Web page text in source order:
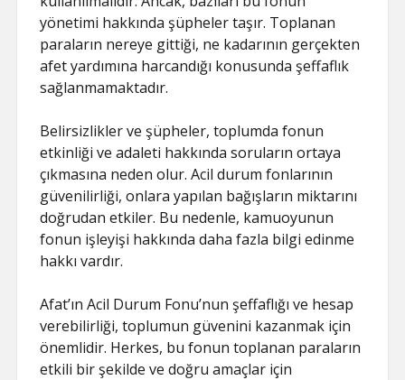
yönetimi hakkında şüpheler taşır. Toplanan
paraların nereye gittiği, ne kadarının gerçekten
afet yardımına harcandığı konusunda şeffaflık
sağlanmamaktadır.
Belirsizlikler ve şüpheler, toplumda fonun
etkinliği ve adaleti hakkında soruların ortaya
çıkmasına neden olur. Acil durum fonlarının
güvenilirliği, onlara yapılan bağışların miktarını
doğrudan etkiler. Bu nedenle, kamuoyunun
fonun işleyişi hakkında daha fazla bilgi edinme
hakkı vardır.
Afat’ın Acil Durum Fonu’nun şeffaflığı ve hesap
verebilirliği, toplumun güvenini kazanmak için
önemlidir. Herkes, bu fonun toplanan paraların
etkili bir şekilde ve doğru amaçlar için